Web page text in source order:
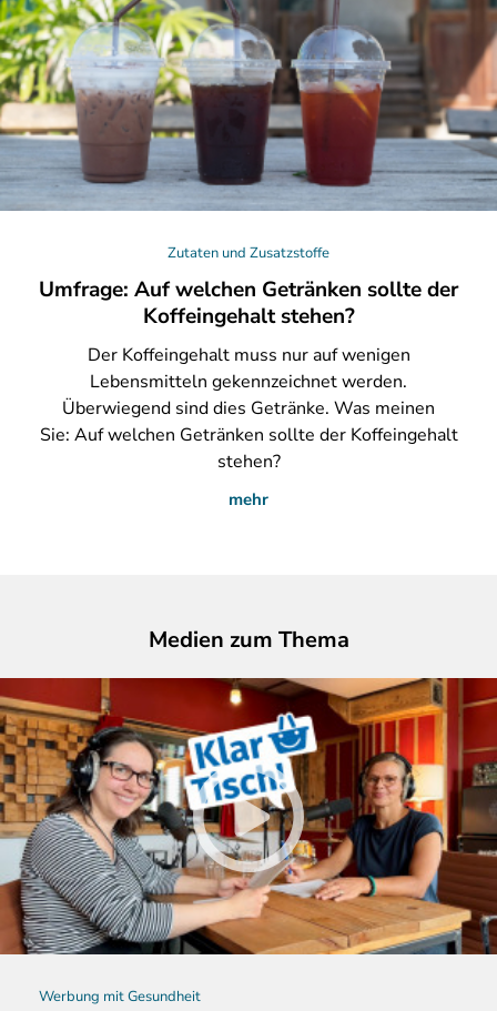
Zutaten und Zusatzstoffe
Umfrage: Auf welchen Getränken sollte der
Koffeingehalt stehen?
DerKoffeingehalt muss nur auf wenigen
Lebensmitteln gekennzeichnet werden.
Überwiegend sind dies Getränke. Was meinen
Sie: Auf welchen Getränken sollte der Koffeingehalt
stehen?
mehr
Medien zum Thema
Werbung mit Gesundheit